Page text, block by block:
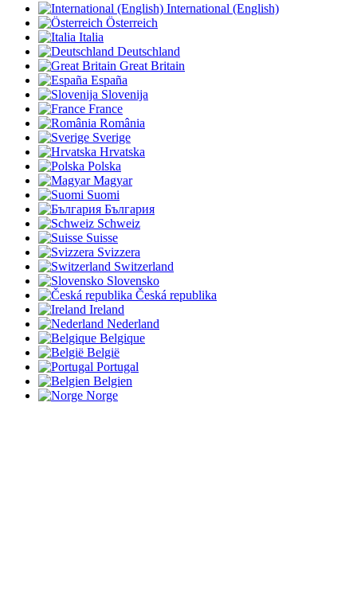
International (English)
Österreich
Italia
Deutschland
Great Britain
España
Slovenija
France
România
Sverige
Hrvatska
Polska
Magyar
Suomi
България
Schweiz
Suisse
Svizzera
Switzerland
Slovensko
Česká republika
Ireland
Nederland
Belgique
België
Portugal
Belgien
Norge